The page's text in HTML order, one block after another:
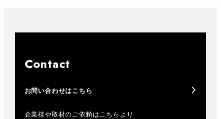
Contact
お問い合わせはこちら
企業様や取材のご依頼はこちらより